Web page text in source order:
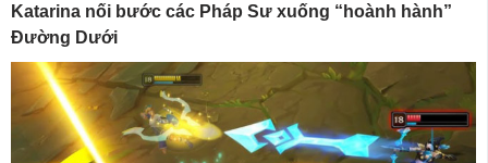
Katarina nối bước các Pháp Sư xuống “hoành hành”
Đường Dưới